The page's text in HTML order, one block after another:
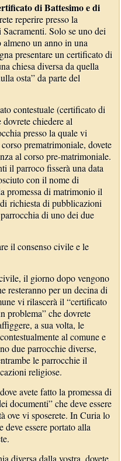
di Battesimo e di
reperire presso la
Solo se uno dei
un anno in una
presentare un certificato di
chiesa diversa da quella
osta” da parte del
contestuale (certificato di
dovrete chiedere al
presso la quale vi
prematrimoniale, dovete
al corso pre-matrimoniale.
il parroco fisserà una data
con il nome di
promessa di matrimonio il
richiesta di pubblicazioni
di uno dei due
il consenso civile e le
il giorno dopo vengono
resteranno per un decina di
vi rilascerà il “certificato
problema” che dovrete
a sua volta, le
al comune e
due parrocchie diverse,
le parrocchie il
religiose.
avete fatto la promessa di
documenti” che deve essere
ove vi sposerete. In Curia lo
deve essere portato alla
diversa dalla vostra, dovete